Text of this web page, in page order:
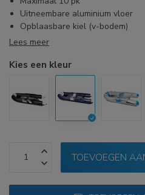
Uitneembare aluminium vloer
Opblaasbare kiel (v-bodem)
Lees meer
Kies een kleur
TOEVOEGEN